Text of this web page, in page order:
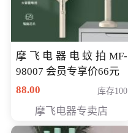
摩飞电器电蚊拍MF-
98007 会员专享价66元
88.00
库存100
摩飞电器专卖店